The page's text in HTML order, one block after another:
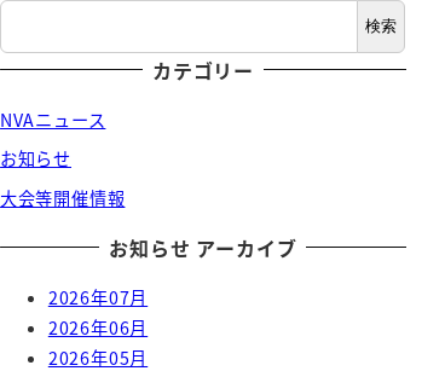
検索
カテゴリー
NVAニュース
お知らせ
大会等開催情報
お知らせ アーカイブ
2026年07月
2026年06月
2026年05月